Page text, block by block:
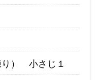
り） 小さじ１